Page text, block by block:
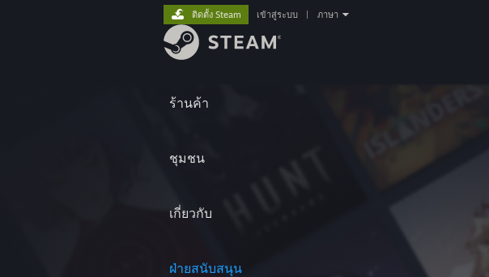
ร้านค้า
ชุมชน
เกี่ยวกับ
ฝ่ายสนับสนุน
ติดตั้ง Steam เข้าสู่ระบบ ภาษา